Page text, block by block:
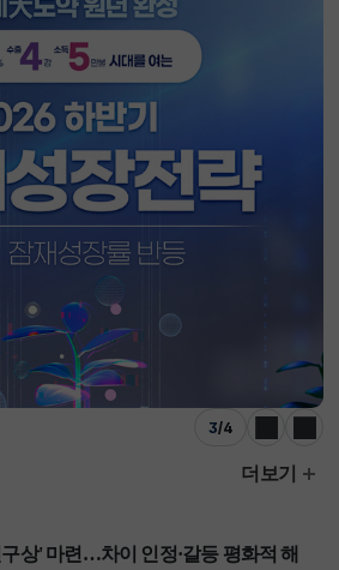
3/4
이전 다음